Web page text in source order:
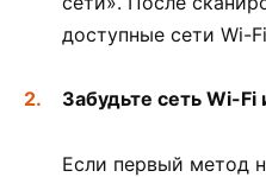
доступные сети Wi-
Забудьте сеть Wi-
Если первый метод